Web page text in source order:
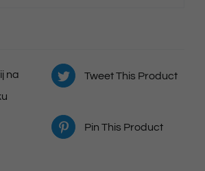
na
Tweet This Product
Pin This Product